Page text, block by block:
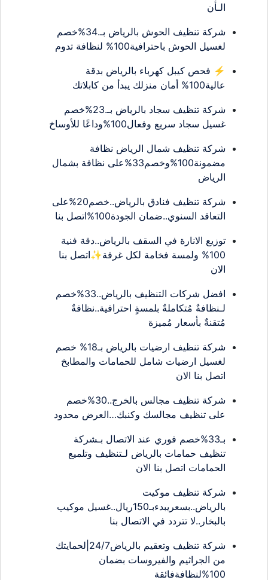
الـأن
شركة تنظيف الحوش بالرياض بـ.34%خصم
لغسيل الحوش باحترافية100% لنظافة تدوم
⚡ فحص كيبل كهرباء بالرياض بدقة
عالية100% أمان منزلك يبدأ من كابلاتك
شركة تنظيف سجاد بالرياض بـ.23%خصم
غسيل سجاد سريع وفعال100%وداعًا للأوساخ
شركة تنظيف شمال الرياض نظافة
مضمونة100%وخصم33%على نظافة بشمال
الرياض
شركة تنظيف فنادق بالرياض..خصم20%على
التعاقد السنوي..ضمان الجودة100%اتصل بنا
توزيع الانارة في السقف بالرياض..دقة فنية
100% ولمسة فخامة لكل غرفة✨اتصل بنا
الان
افضل شركات التنظيف بالرياض..33%خصم
لـنظافةٌ مُتكاملةٌ بلمسةٍ احترافية..نظافةٌ
مُتقنةٌ بأسعار مُميزة
شركة تنظيف ارضيات بالرياض بـ18% خصم
لغسيل ارضيات شامل للحمامات والمطابخ
اتصل بنا الان
شركة تنظيف مجالس بالخرج..30%خصم
على تنظيف مجالسك وكنبك…العرض محدود
بـ33%خصم فوري عند الاتصال بـشركة
تنظيف حمامات بالرياض لـتنظيف وتلميع
الحمامات اتصل بنا الان
شركة تنظيف موكيت
بالرياض..بسعريبدءبـ150ريال..غسيل موكيب
بالبخار..لا تتردد في الاتصال بنا
شركة تنظيف وتعقيم بالرياض24/7|لحمايتك
من الجراثيم والفيروسات بضمان
100%لنظافةفائقة